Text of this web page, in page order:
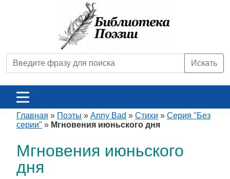
Искать
Главная » Поэты » Anny Bad » Стихи » Серия "Без
серии" » Мгновения июньского дня
Мгновения июньского
дня